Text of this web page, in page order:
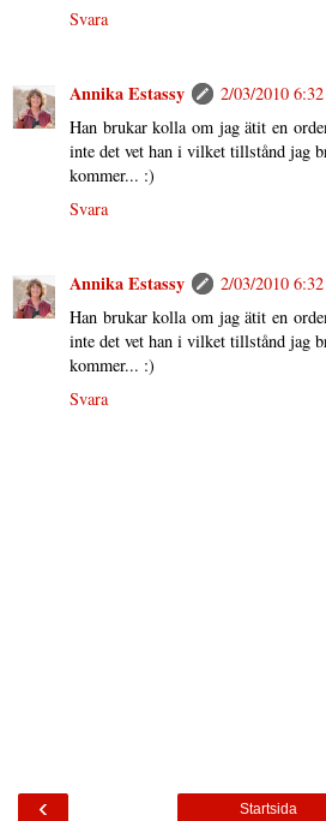
Svara
Annika Estassy
2/03/2010
Han brukar kolla om jag ätit en
inte det vet han i vilket tillstånd jag
kommer... :)
Svara
Annika Estassy
2/03/2010
Han brukar kolla om jag ätit en
inte det vet han i vilket tillstånd jag
kommer... :)
Svara
‹ Startsida